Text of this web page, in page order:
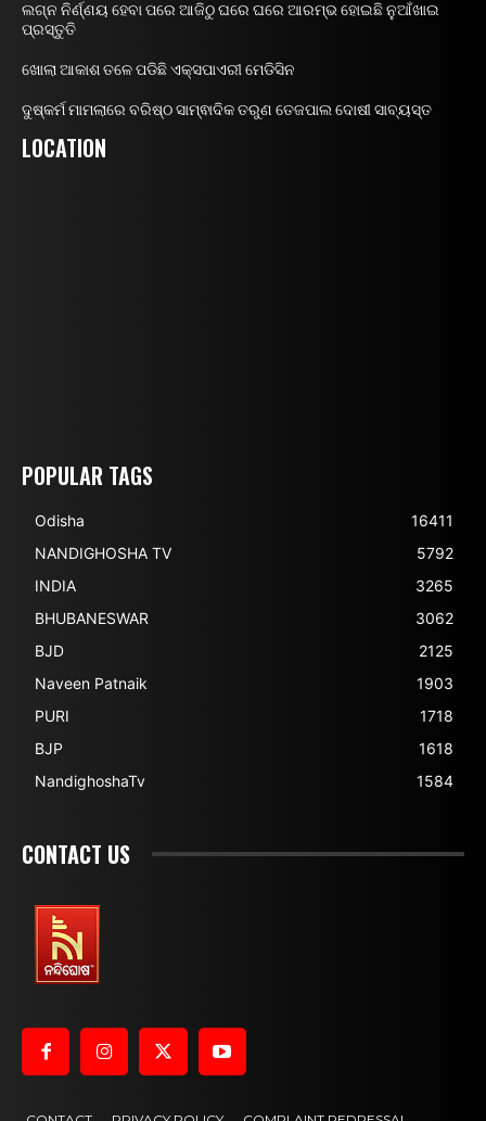
ଲଗ୍ନ ନିର୍ଣ୍ଣୟ ହେବା ପରେ ଆଜିଠୁ ଘରେ ଘରେ ଆରମ୍ଭ ହୋଇଛି ନୁଆଁଖାଇ
ପ୍ରସ୍ତୁତି
ଖୋଲା ଆକାଶ ତଳେ ପଡିଛି ଏକ୍ସପାଏରୀ ମେଡିସିନ
ଦୁଷ୍କର୍ମ ମାମଲାରେ ବରିଷ୍ଠ ସାମ୍ଵାଦିକ ତରୁଣ ତେଜପାଲ ଦୋଷୀ ସାବ୍ୟସ୍ତ
LOCATION
POPULAR TAGS
Odisha
16411
NANDIGHOSHA TV
5792
INDIA
3265
BHUBANESWAR
3062
BJD
2125
Naveen Patnaik
1903
PURI
1718
BJP
1618
NandighoshaTv
1584
CONTACT US